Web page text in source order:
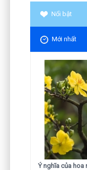
Nổi bật
Mới nhất
Ý nghĩa của hoa